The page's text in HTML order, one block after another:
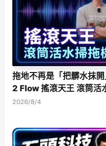
拖地不再是「把髒水抹
2 Flow 搖滾天王 滾筒活
2026/8/4